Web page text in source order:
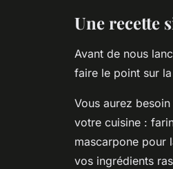
Une recette
Avant de nous
faire le point sur
Vous aurez
votre cuisine :
mascarpone pour
vos ingrédients